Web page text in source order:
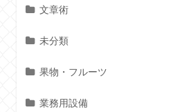
文章術
未分類
果物・フルーツ
業務用設備